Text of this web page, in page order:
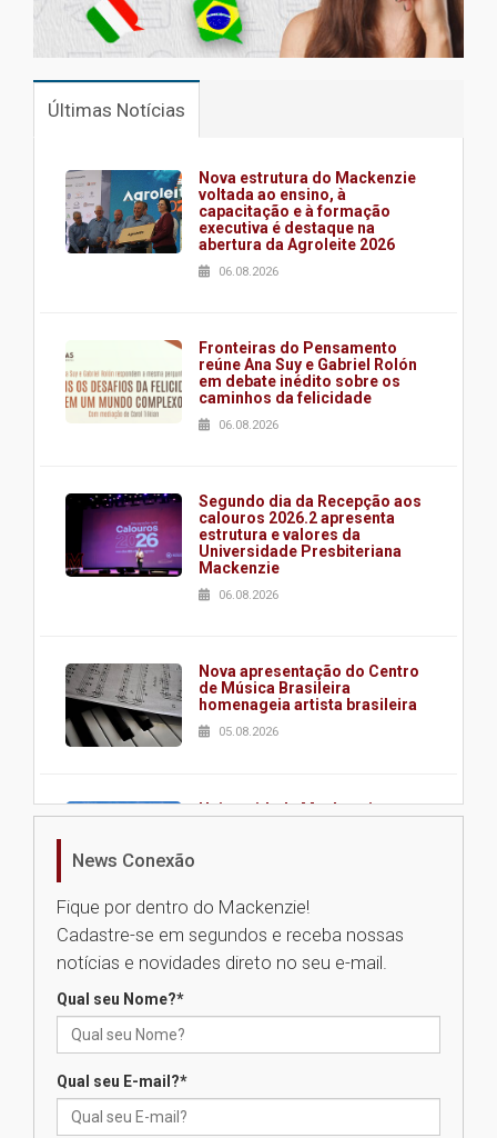
Últimas Notícias
Nova estrutura do Mackenzie
voltada ao ensino, à
capacitação e à formação
executiva é destaque na
abertura da Agroleite 2026
06.08.2026
Fronteiras do Pensamento
reúne Ana Suy e Gabriel Rolón
em debate inédito sobre os
caminhos da felicidade
06.08.2026
Segundo dia da Recepção aos
calouros 2026.2 apresenta
estrutura e valores da
Universidade Presbiteriana
Mackenzie
06.08.2026
Nova apresentação do Centro
de Música Brasileira
homenageia artista brasileira
05.08.2026
Universidade Mackenzie
Seminário discute desafios
das novas tecnologias em
calouros do segundo semestre
News Conexão
Fique por dentro do Mackenzie!
Cadastre-se em segundos e receba nossas
notícias e novidades direto no seu e-mail.
Qual seu Nome?*
Qual seu E-mail?*